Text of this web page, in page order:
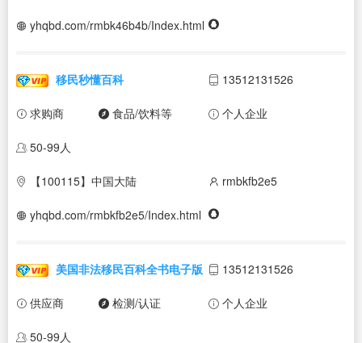
yhqbd.com/rmbk46b4b/Index.html
移民秒懂百科 13512131526
求购商 食品/饮料等 个人企业
50-99人
【100115】中国大陆 rmbkfb2e5
yhqbd.com/rmbkfb2e5/Index.html
美国非法移民百科全书电子版 13512131526
供应商 检测/认证 个人企业
50-99人